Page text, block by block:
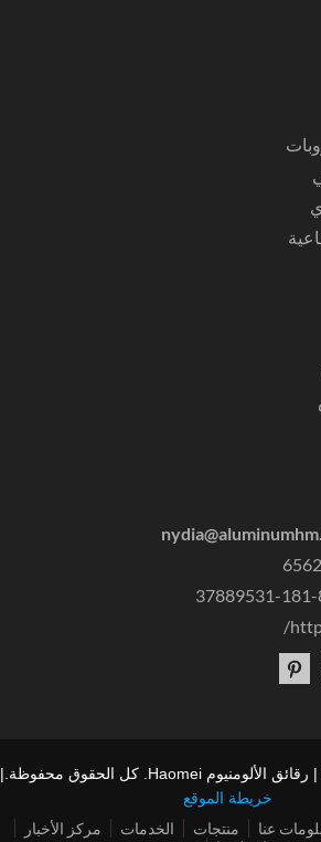
خريطة الموقع
عنا منتجات الخدمات
مركز الأخبار